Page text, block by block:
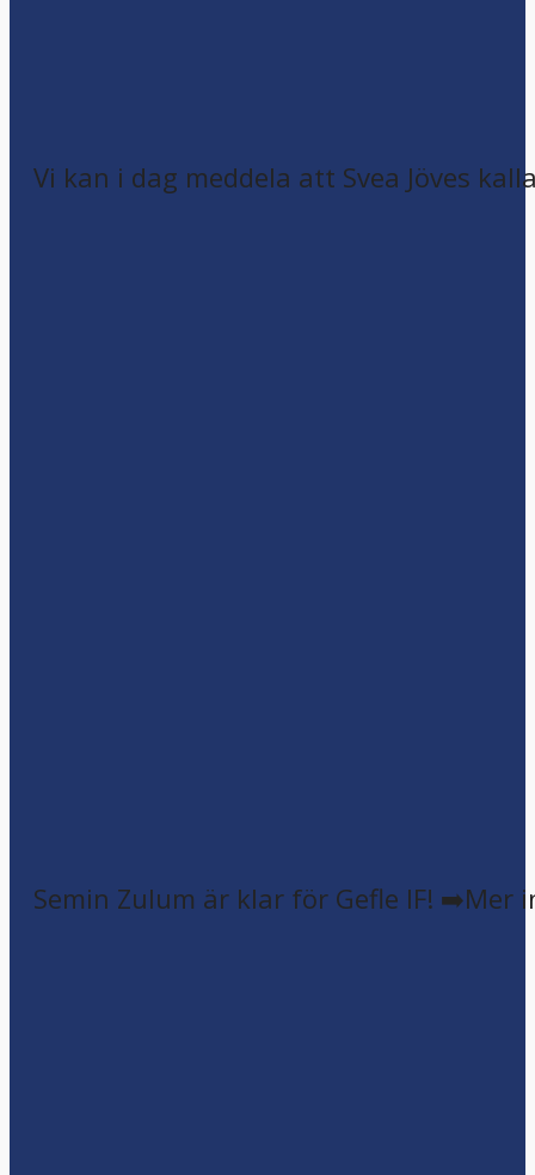
Vi kan i dag meddela att Svea Jöves
Semin Zulum är klar för Gefle IF! ➡️Mer